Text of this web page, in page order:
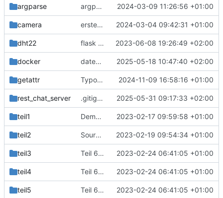
argparse argparse 2024-03-09 11:26:56 +01:00
camera erste Vresion pistill.py 2024-03-04 09:42:31 +01:00
dht22 flask neu in develop 2023-06-08 19:26:49 +02:00
docker date_diff 2025-05-18 10:47:40 +02:00
getattr Typo korrigiert. 2024-11-09 16:58:16 +01:00
rest_chat_server .gitignore erweitert. 2025-05-31 09:17:33 +02:00
teil1 Demoprogramm für Teil1 2023-02-17 09:59:58 +01:00
teil2 Sources von Teil 3 2023-02-19 09:54:34 +01:00
teil3 Teil 6 "Objekte ist neu 2023-02-24 06:41:05 +01:00
teil4 Teil 6 "Objekte ist neu 2023-02-24 06:41:05 +01:00
teil5 Teil 6 "Objekte ist neu 2023-02-24 06:41:05 +01:00